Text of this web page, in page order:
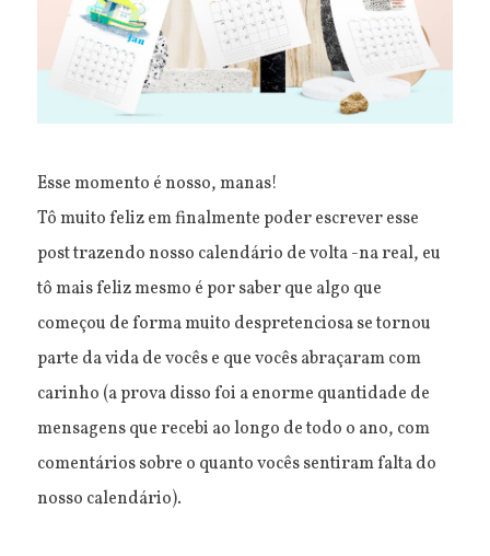
Esse momento é nosso, manas!
Tô muito feliz em finalmente poder escrever esse
post trazendo nosso calendário de volta -na real, eu
tô mais feliz mesmo é por saber que algo que
começou de forma muito despretenciosa se tornou
parte da vida de vocês e que vocês abraçaram com
carinho (a prova disso foi a enorme quantidade de
mensagens que recebi ao longo de todo o ano, com
comentários sobre o quanto vocês sentiram falta do
nosso calendário).